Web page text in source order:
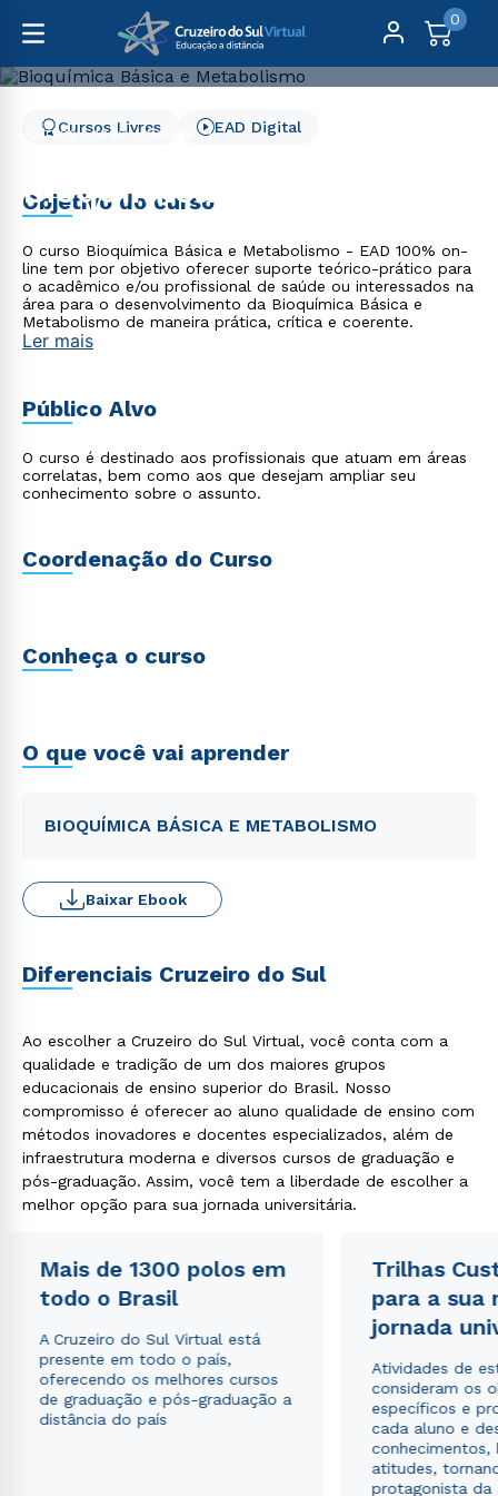
0
Cursos Livres
Saúde
Bioquímica Básica e
Metabolismo
Cursos Livres EAD Digital
Objetivo do curso
O curso Bioquímica Básica e Metabolismo - EAD 100% on-
line tem por objetivo oferecer suporte teórico-prático para
o acadêmico e/ou profissional de saúde ou interessados na
área para o desenvolvimento da Bioquímica Básica e
Metabolismo de maneira prática, crítica e coerente.
Ler mais
Público Alvo
O curso é destinado aos profissionais que atuam em áreas
correlatas, bem como aos que desejam ampliar seu
conhecimento sobre o assunto.
Coordenação do Curso
Conheça o curso
O que você vai aprender
BIOQUÍMICA BÁSICA E METABOLISMO
Baixar Ebook
Diferenciais Cruzeiro do Sul
Ao escolher a Cruzeiro do Sul Virtual, você conta com a
qualidade e tradição de um dos maiores grupos
educacionais de ensino superior do Brasil. Nosso
compromisso é oferecer ao aluno qualidade de ensino com
métodos inovadores e docentes especializados, além de
infraestrutura moderna e diversos cursos de graduação e
pós-graduação. Assim, você tem a liberdade de escolher a
melhor opção para sua jornada universitária.
Mais de 1300 polos em
todo o Brasil
A Cruzeiro do Sul Virtual está
presente em todo o país,
oferecendo os melhores cursos
de graduação e pós-graduação a
distância do país
Trilhas
para a sua
jornada
Atividades de
consideram os
específicos e
cada aluno e
conhecimentos,
atitudes,
protagonista da